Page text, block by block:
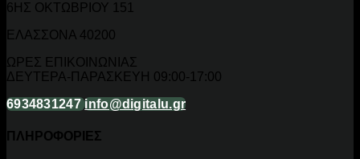
6ΗΣ ΟΚΤΩΒΡΙΟΥ 151
ΕΛΑΣΣΟΝΑ 40200
ΩΡΕΣ ΕΠΙΚΟΙΝΩΝΙΑΣ
ΔΕΥΤΕΡΑ-ΠΑΡΑΣΚΕΥΗ 09:00-17:00
6934831247 info@digitalu.gr
ΠΛΗΡΟΦΟΡΙΕΣ